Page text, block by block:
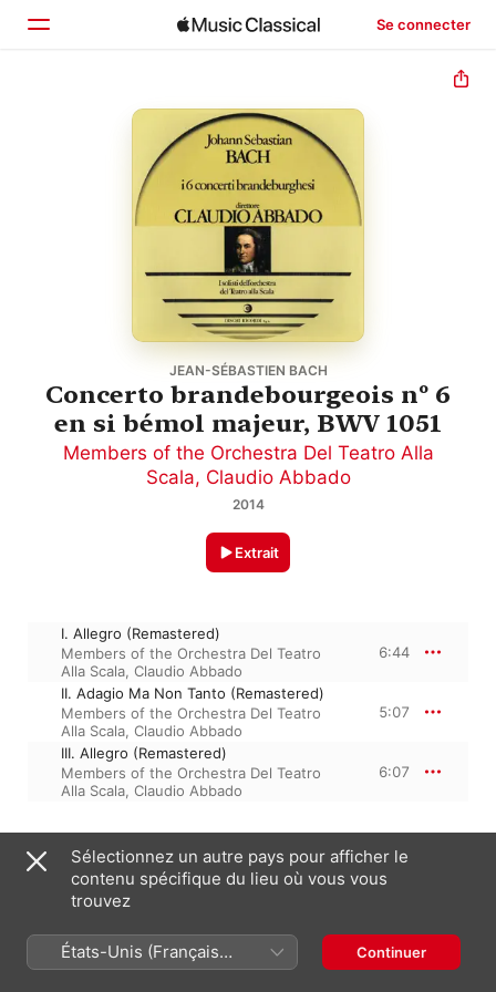
Se connecter
Accueil
Rechercher
JEAN-SÉBASTIEN BACH
Concerto brandebourgeois nº 6
en si bémol majeur, BWV 1051
Members of the Orchestra Del Teatro Alla
Scala, Claudio Abbado
2014
Extrait
I. Allegro (Remastered)
Members of the Orchestra Del Teatro
Alla Scala, Claudio Abbado
6:44
II. Adagio Ma Non Tanto (Remastered)
Members of the Orchestra Del Teatro
Alla Scala, Claudio Abbado
5:07
III. Allegro (Remastered)
Members of the Orchestra Del Teatro
Alla Scala, Claudio Abbado
6:07
4 juin 2014
3 morceaux, 17 minutes
℗ This product 2014 Sony Music Entertainment Italy S.p.A.
Sélectionnez un autre pays pour afficher le
contenu spécifique du lieu où vous vous
trouvez
États-Unis (Français
France)
Continuer